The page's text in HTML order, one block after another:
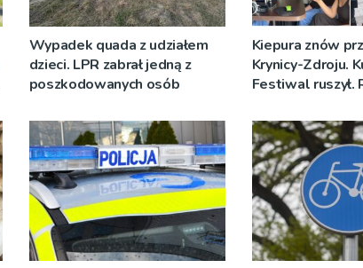
Wypadek quada z udziałem
dzieci. LPR zabrał jedną z
poszkodowanych osób
Kiepura znów
Krynicy-Zdroju.
Festiwal ruszył.
[ZDJĘCIA]